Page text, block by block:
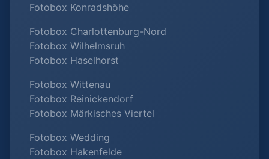
Fotobox Konradshöhe
Fotobox Charlottenburg-Nord
Fotobox Wilhelmsruh
Fotobox Haselhorst
Fotobox Wittenau
Fotobox Reinickendorf
Fotobox Märkisches Viertel
Fotobox Wedding
Fotobox Hakenfelde